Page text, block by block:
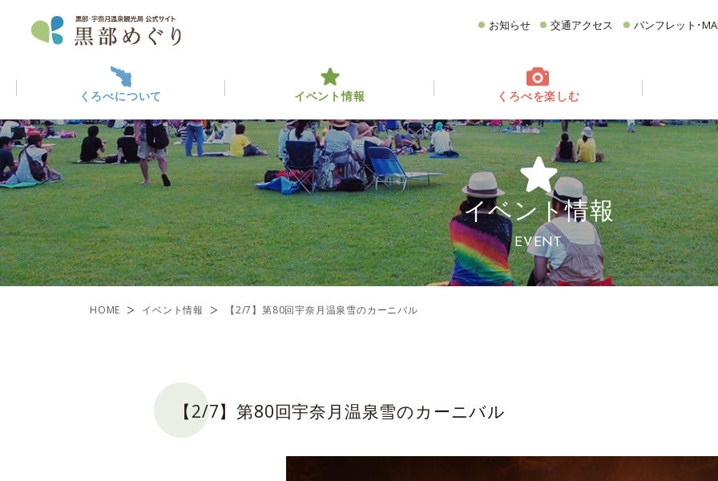
お知らせ 交通アクセス パンフレット･
くろべについて
くろべについて
ABOUT KUROBE
黒部ってどんなとこ？ フォトギャラリー
イベント情報
イベント情報
EVENT INFO
最新イベント情報 イベントカレンダー
くろべを楽しむ
くろべを楽しむ
ENJOY KUROBE
観光・グルメ
黒部のみどころ
一覧
CATEGORY
観る・遊ぶ 食べる 買う・お土産
宿泊施設
イチオシ商品
イベント情報
EVENT
HOME イベント情報 【2/7】第80回宇奈月温泉雪のカーニバル
【2/7】第80回宇奈月温泉雪のカーニバル